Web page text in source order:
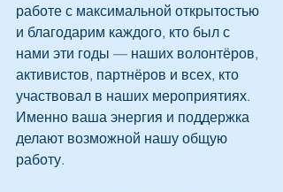
работе с максимальной открытостью
и благодарим каждого, кто был с
нами эти годы — наших волонтёров,
активистов, партнёров и всех, кто
участвовал в наших мероприятиях.
Именно ваша энергия и поддержка
делают возможной нашу общую
работу.